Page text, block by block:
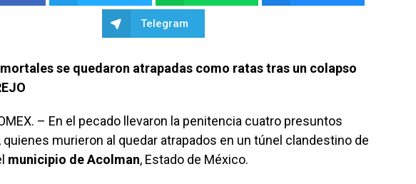
Telegram
se quedaron atrapadas como ratas tras un colapso
– En el pecado llevaron la penitencia cuatro presuntos
murieron al quedar atrapados en un túnel clandestino de
municipio de Acolman, Estado de México.